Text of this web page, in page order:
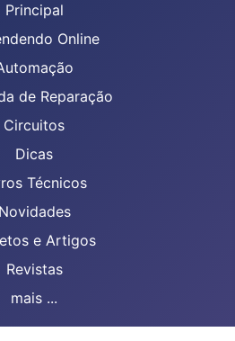
Principal
Online
de Reparação
Circuitos
Dicas
Técnicos
Novidades
e Artigos
Revistas
mais ...